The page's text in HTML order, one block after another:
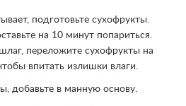
подготовьте сухофрукты.
на 10 минут попариться.
переложите сухофрукты на
впитать излишки влаги.
добавьте в манную основу.